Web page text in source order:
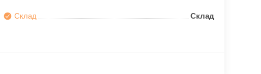
Склад Склад